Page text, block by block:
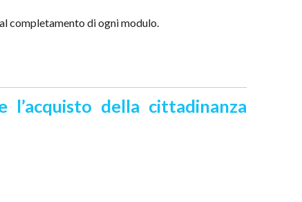
completamento di ogni modulo.
della cittadinanza